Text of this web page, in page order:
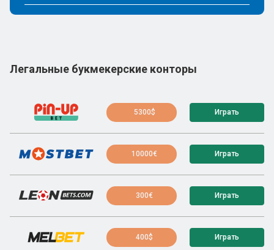
Легальные букмекерские конторы
5300$ Играть
10000€ Играть
300€ Играть
400$ Играть